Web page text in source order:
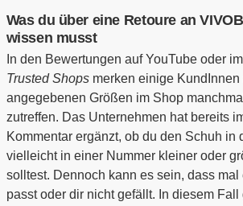
Was du über eine Retoure an
wissen musst
In den Bewertungen auf YouTube oder
Trusted Shopsmerken einige KundInnen
angegebenen Größen im Shop
zutreffen. Das Unternehmen hat bereits
Kommentar ergänzt, ob du den Schuh in
vielleicht in einer Nummer kleiner oder
solltest. Dennoch kann es sein, dass
passt oder dir nicht gefällt. In diesem